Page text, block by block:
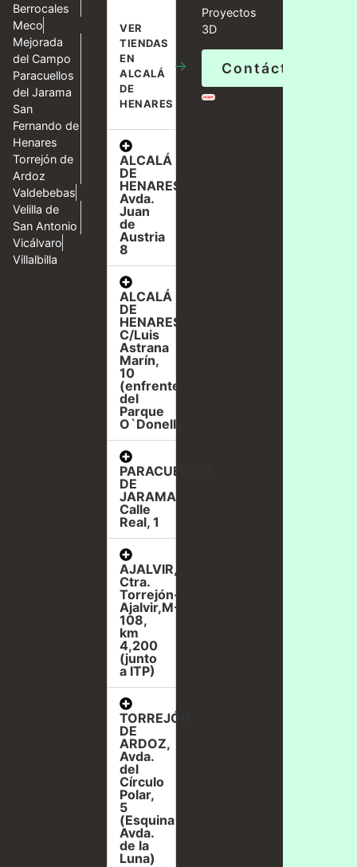
Berrocales
Meco
Mejorada
del Campo
Paracuellos
del Jarama
San
Fernando de
Henares
Torrejón de
Ardoz
Valdebebas
Velilla de
San Antonio
Vicálvaro
Villalbilla
VER
TIENDAS
EN
ALCALÁ
DE
HENARES
→
ALCALÁ
DE
HENARES,
Avda.
Juan
de
Austria
8
ALCALÁ
DE
HENARES,
C/Luis
Astrana
Marín,
10
(enfrente
del
Parque
O`Donell)
PARACUELLOS
DE
JARAMA,
Calle
Real, 1
AJALVIR,
Ctra.
Torrejón-
Ajalvir,M-
108,
km
4,200
(junto
a ITP)
TORREJÓN
DE
ARDOZ,
Avda.
del
Círculo
Polar,
5
(Esquina
Avda.
de la
Luna)
Proyectos
3D
Contáctanos